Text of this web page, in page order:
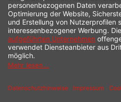
INFORMATION
SHOP SERVICE